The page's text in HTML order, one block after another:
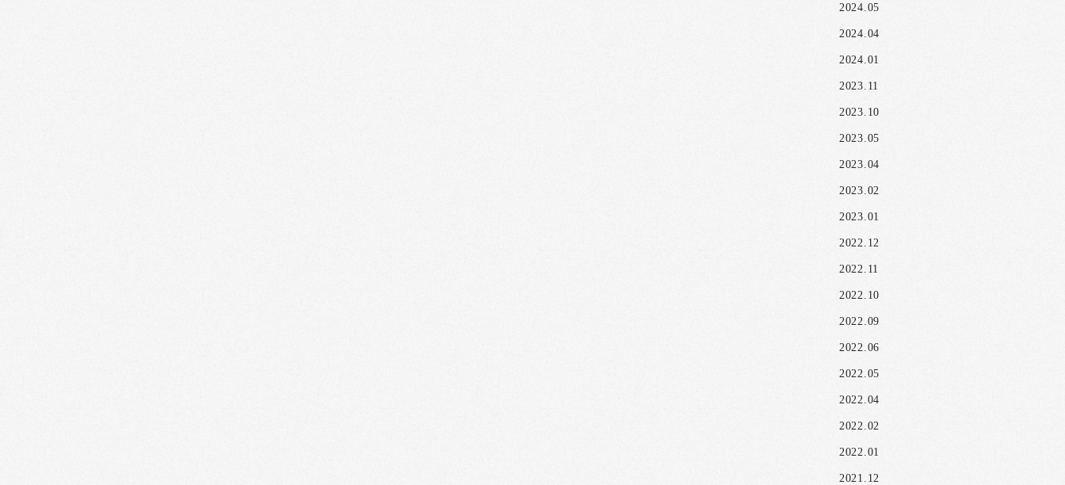
2024.05
2024.04
2024.01
2023.11
2023.10
2023.05
2023.04
2023.02
2023.01
2022.12
2022.11
2022.10
2022.09
2022.06
2022.05
2022.04
2022.02
2022.01
2021.12